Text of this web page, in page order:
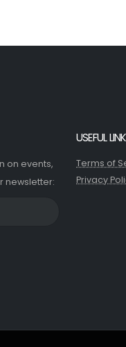
on events,
newsletter:
USEFUL
Terms of
Privacy